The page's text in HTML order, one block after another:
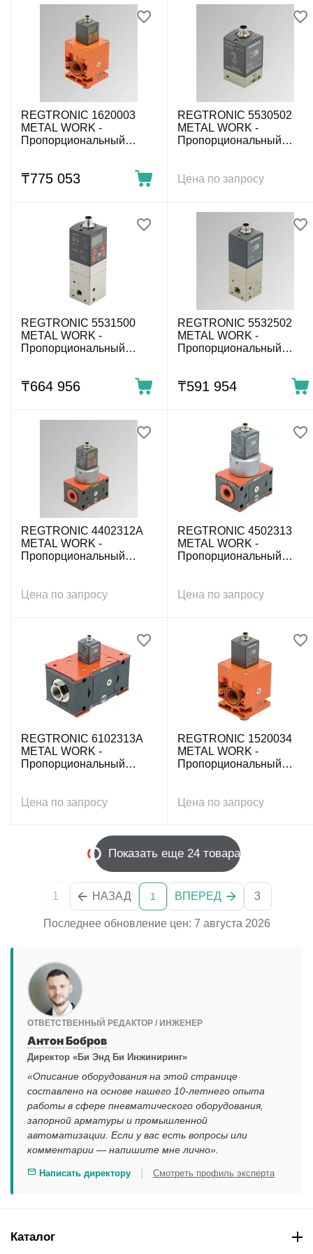
REGTRONIC 1620003
METAL WORK -
Пропорциональный
10 В, дисплей
₸775 053
REGTRONIC 5530502
METAL WORK -
Пропорциональный
дисплея
Цена по запросу
REGTRONIC 5531500
METAL WORK -
Пропорциональный
дисплей
₸664 956
REGTRONIC 5532502
METAL WORK -
Пропорциональный
без дисплея
₸591 954
REGTRONIC 4402312A
METAL WORK -
Пропорциональный
дисплей
Цена по запросу
REGTRONIC 4502313
METAL WORK -
Пропорциональный
без дисплея
Цена по запросу
REGTRONIC 6102313A
METAL WORK -
Пропорциональный
дисплея
Цена по запросу
REGTRONIC 1520034
METAL WORK -
Пропорциональный
без дисплея
Цена по запросу
Показать еще 24 товара
1 НАЗАД 1 ВПЕРЕД 3
Последнее обновление цен: 7 августа 2026
ОТВЕТСТВЕННЫЙ РЕДАКТОР / ИНЖЕНЕР
Антон Бобров
Директор «Би Энд Би Инжиниринг»
«Описание оборудования на этой странице
составлено на основе нашего 10-летнего опыта
работы в сфере пневматического оборудования,
запорной арматуры и промышленной
автоматизации. Если у вас есть вопросы или
комментарии — напишите мне лично».
Написать директору Смотреть профиль эксперта
Каталог